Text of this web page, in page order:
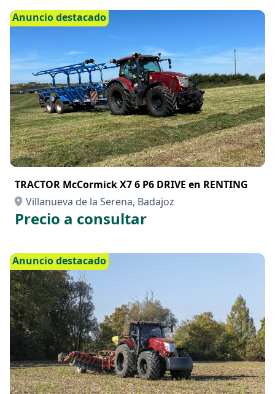
Anuncio destacado
TRACTOR McCormick X7 6 P6 DRIVE en RENTING
Villanueva de la Serena, Badajoz
Precio a consultar
Anuncio destacado